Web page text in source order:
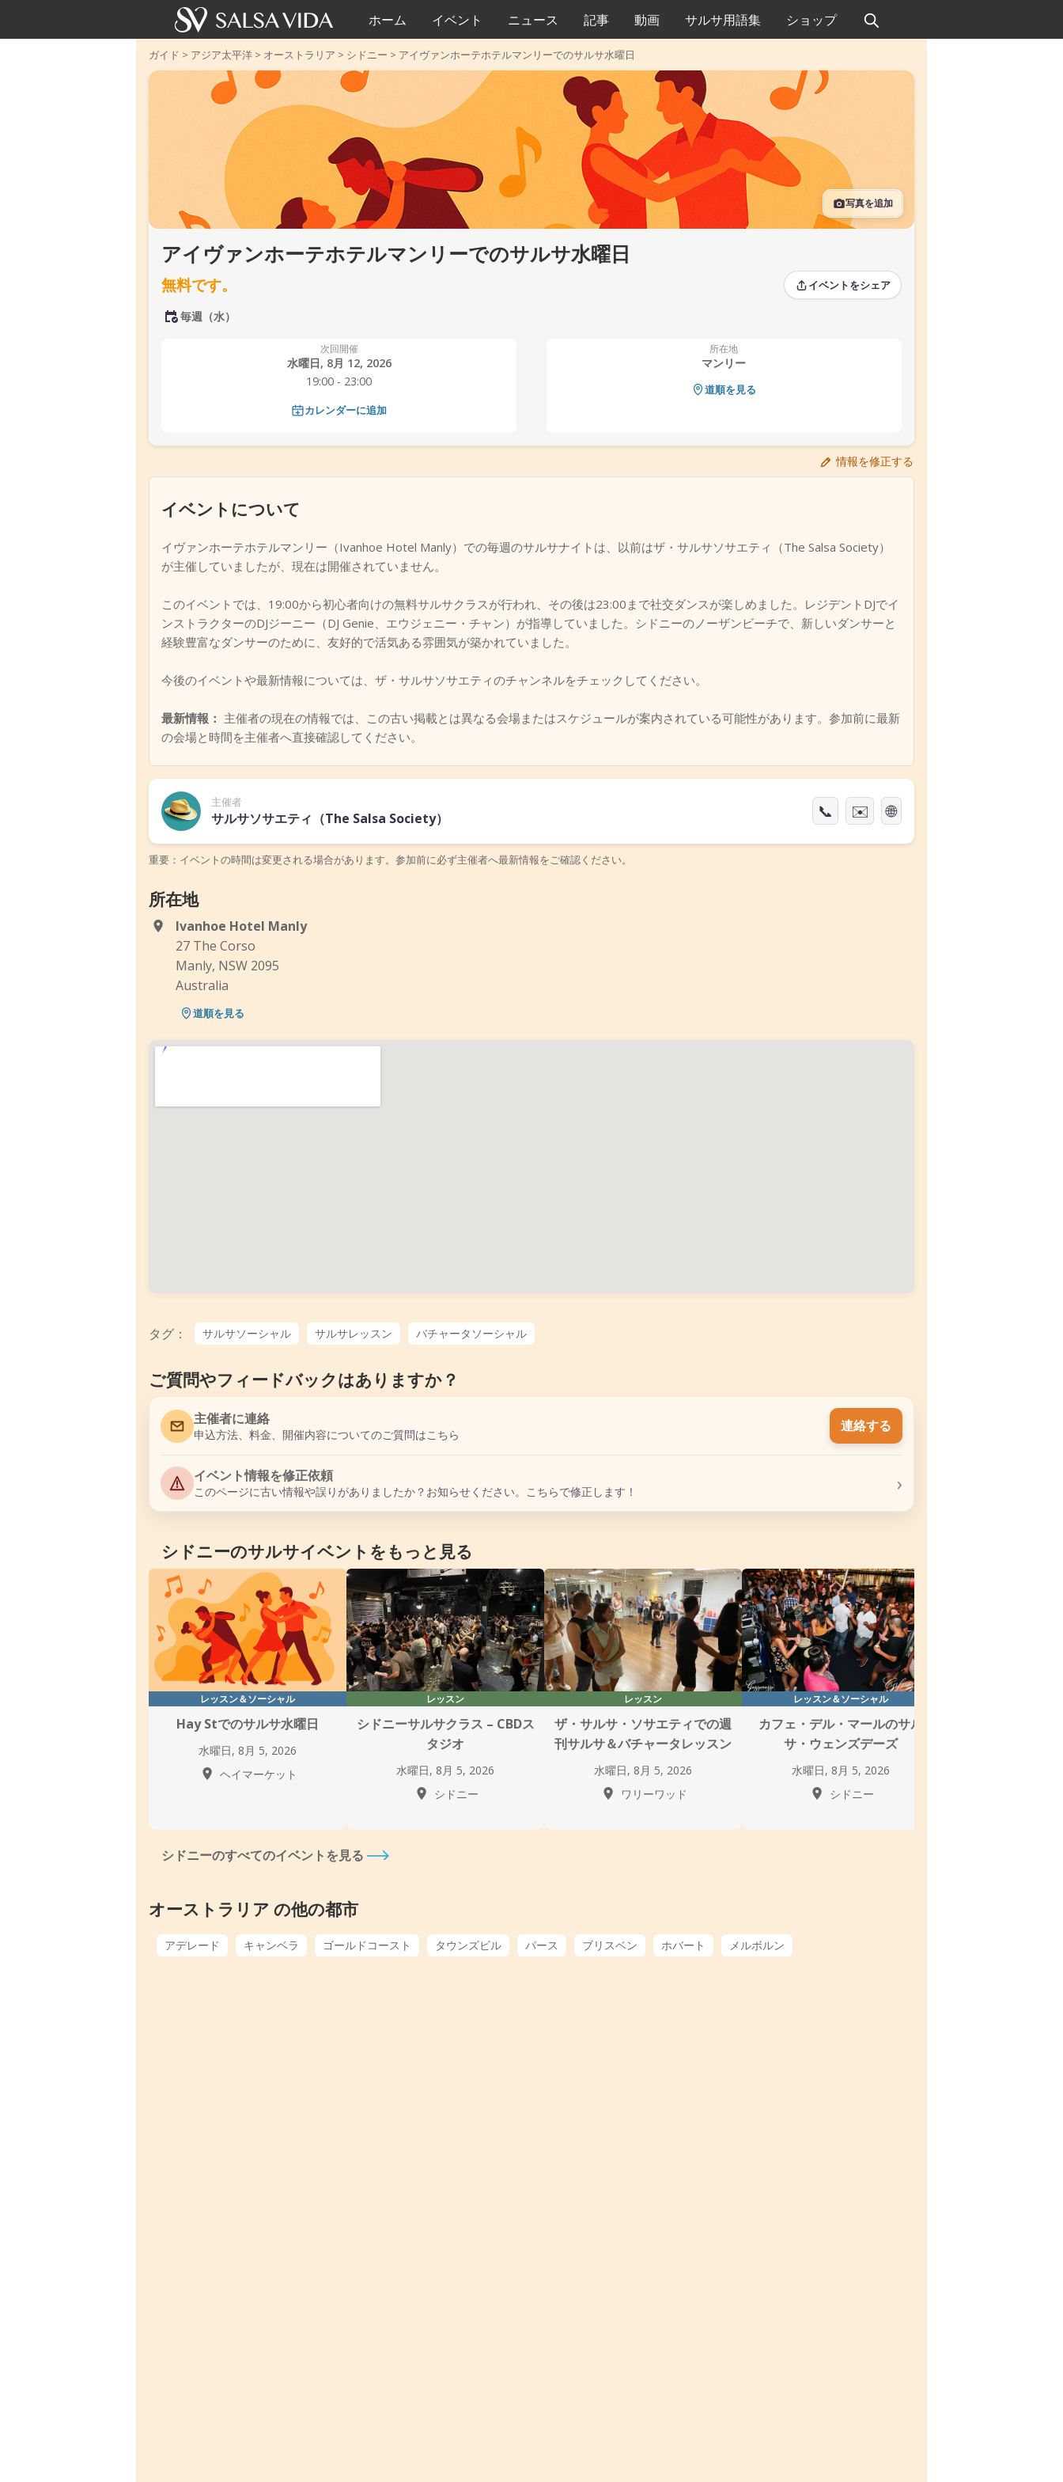
ホーム イベント ニュース 記事 動画 サルサ用語集 ショップ
ガイド > アジア太平洋 > オーストラリア > シドニー > アイヴァンホーテホテルマンリーでのサルサ水曜日
写真を追加
アイヴァンホーテホテルマンリーでのサルサ水曜日
無料です。 イベントをシェア
毎週（水）
次回開催
水曜日, 8月 12, 2026
19:00 - 23:00
カレンダーに追加
所在地
マンリー
道順を見る
情報を修正する
イベントについて
イヴァンホーテホテルマンリー（Ivanhoe Hotel Manly）での毎週のサルサナイトは、以前はザ・サルサソサエティ（The Salsa Society）
が主催していましたが、現在は開催されていません。
このイベントでは、19:00から初心者向けの無料サルサクラスが行われ、その後は23:00まで社交ダンスが楽しめました。レジデントDJでイ
ンストラクターのDJジーニー（DJ Genie、エウジェニー・チャン）が指導していました。シドニーのノーザンビーチで、新しいダンサーと
経験豊富なダンサーのために、友好的で活気ある雰囲気が築かれていました。
今後のイベントや最新情報については、ザ・サルサソサエティのチャンネルをチェックしてください。
最新情報： 主催者の現在の情報では、この古い掲載とは異なる会場またはスケジュールが案内されている可能性があります。参加前に最新
の会場と時間を主催者へ直接確認してください。
主催者
サルサソサエティ（The Salsa Society） 📞 ✉️ 🌐
重要：イベントの時間は変更される場合があります。参加前に必ず主催者へ最新情報をご確認ください。
所在地
Ivanhoe Hotel Manly
27 The Corso
Manly, NSW 2095
Australia
道順を見る
タグ： サルサソーシャル サルサレッスン バチャータソーシャル
ご質問やフィードバックはありますか？
主催者に連絡
申込方法、料金、開催内容についてのご質問はこちら 連絡する
イベント情報を修正依頼
このページに古い情報や誤りがありましたか？お知らせください。こちらで修正します！ ›
シドニーのサルサイベントをもっと見る
レッスン＆ソーシャル
Hay Stでのサルサ水曜日
水曜日, 8月 5, 2026
ヘイマーケット
レッスン
シドニーサルサクラス – CBDス
タジオ
水曜日, 8月 5, 2026
シドニー
レッスン
ザ・サルサ・ソサエティでの週
刊サルサ＆バチャータレッスン
水曜日, 8月 5, 2026
ワリーワッド
レッスン＆ソーシャル
カフェ・デル・マールのサル
サ・ウェンズデーズ
水曜日, 8月 5, 2026
シドニー
シドニーのすべてのイベントを見る
オーストラリア の他の都市
アデレード キャンベラ ゴールドコースト タウンズビル パース ブリスベン ホバート メルボルン